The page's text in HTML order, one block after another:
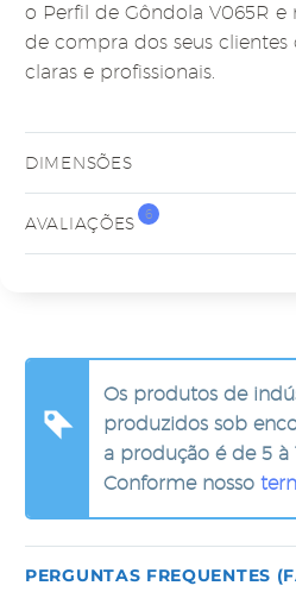
o Perfil de Gôndola V065R e
de compra dos seus
claras e profissionais.
DIMENSÕES
AVALIAÇÕES
6
Os produtos de
produzidos sob
a produção é de 5 à
Conforme nosso
PERGUNTAS FREQUENTES